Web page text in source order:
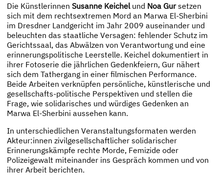
Die Künstlerinnen Susanne Keichelund Noa Gursetzen
sich mit dem rechtsextremen Mord an Marwa El-Sherbini
im Dresdner Landgericht im Jahr 2009 auseinander und
beleuchten das staatliche Versagen: fehlender Schutz im
Gerichtssaal, das Abwälzen von Verantwortung und eine
erinnerungspolitische Leerstelle. Keichel dokumentiert in
ihrer Fotoserie die jährlichen Gedenkfeiern, Gur nähert
sich dem Tathergang in einer filmischen Performance.
Beide Arbeiten verknüpfen persönliche, künstlerische und
gesellschafts-politische Perspektiven und stellen die
Frage, wie solidarisches und würdiges Gedenken an
Marwa El-Sherbini aussehen kann.
In unterschiedlichen Veranstaltungsformaten werden
Akteur:innen zivilgesellschaftlicher solidarischer
Erinnerungskämpfe rechte Morde, Femizide oder
Polizeigewalt miteinander ins Gespräch kommen und von
ihrer Arbeit berichten.